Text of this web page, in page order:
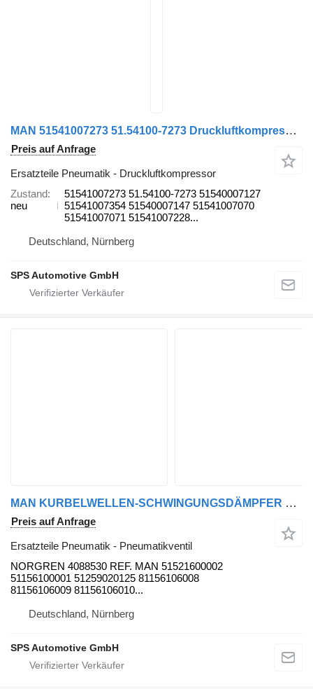
MAN 51541007273 51.54100-7273 Druckluftkompressor für MAN LKW
Preis auf Anfrage
Ersatzteile Pneumatik - Druckluftkompressor
Zustand
neu
51541007273 51.54100-7273 51540007127
51541007354 51540007147 51541007070
51541007071 51541007228...
Deutschland, Nürnberg
SPS Automotive GmbH
MAN KURBELWELLEN-SCHWINGUNGSDÄMPFER MAN D2066 / D2676 MOTOR NORGREN Pneumatikventil für MAN TGX LKW
Preis auf Anfrage
Ersatzteile Pneumatik - Pneumatikventil
NORGREN 4088530 REF. MAN 51521600002
51156100001 51259020125 81156106008
81156106009 81156106010...
Deutschland, Nürnberg
SPS Automotive GmbH